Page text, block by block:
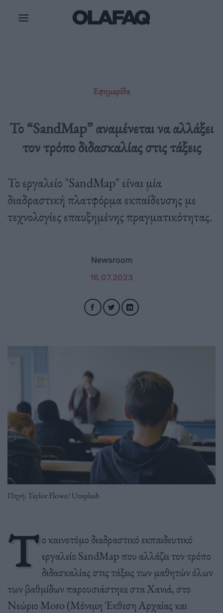
Εφημερίδα
Το “SandMap” αναμένεται να αλλάξει
τον τρόπο διδασκαλίας στις τάξεις
Το εργαλείο "SandMap" είναι μία
διαδραστική πλατφόρμα εκπαίδευσης με
τεχνολογίες επαυξημένης πραγματικότητας.
Newsroom
16.07.2023
Πηγή: Taylor Flowe/ Unsplash
Τ ο καινοτόμο διαδραστικό εκπαιδευτικό
εργαλείο SandMap που αλλάζει τον τρόπο
διδασκαλίας στις τάξεις των μαθητών όλων
των βαθμίδων παρουσιάστηκε στα Χανιά, στο
Νεώριο Moro (Μόνιμη Έκθεση Αρχαίας και